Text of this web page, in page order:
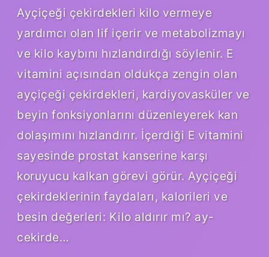
Ayçiçeği çekirdekleri kilo vermeye
yardımcı olan lif içerir ve metabolizmayı
ve kilo kaybını hızlandırdığı söylenir. E
vitamini açısından oldukça zengin olan
ayçiçeği çekirdekleri, kardiyovasküler ve
beyin fonksiyonlarını düzenleyerek kan
dolaşımını hızlandırır. İçerdiği E vitamini
sayesinde prostat kanserine karşı
koruyucu kalkan görevi görür. Ayçiçeği
çekirdeklerinin faydaları, kalorileri ve
besin değerleri: Kilo aldırır mı? ay-
cekirde…